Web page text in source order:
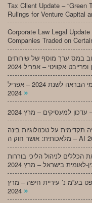
Tax Client Update – “Green
Rulings for Venture Capital
Corporate Law Legal
Companies Traded on
במס ערך מוסף של שירותים
מעו”דכן יחסי עבודה – הקפאה והפחתה של דמי הבראה לשנת 2024 – אפריל
»
תקדימית על טכנולוגיות בינה
הכללים לניהול הליכי בוררות
בע”מ נ’ עיריית חיפה – מרץ
»